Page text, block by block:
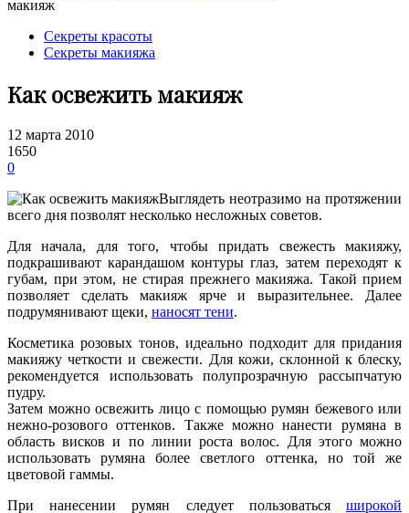
макияж
Секреты красоты
Секреты макияжа
Как освежить макияж
12 марта 2010
1650
0
Выглядеть неотразимо на протяжении
всего дня позволят несколько несложных советов.
Для начала, для того, чтобы придать свежесть макияжу,
подкрашивают карандашом контуры глаз, затем переходят к
губам, при этом, не стирая прежнего макияжа. Такой прием
позволяет сделать макияж ярче и выразительнее. Далее
подрумянивают щеки, наносят тени.
Косметика розовых тонов, идеально подходит для придания
макияжу четкости и свежести. Для кожи, склонной к блеску,
рекомендуется использовать полупрозрачную рассыпчатую
пудру.
Затем можно освежить лицо с помощью румян бежевого или
нежно-розового оттенков. Также можно нанести румяна в
область висков и по линии роста волос. Для этого можно
использовать румяна более светлого оттенка, но той же
цветовой гаммы.
При нанесении румян следует пользоваться широкой